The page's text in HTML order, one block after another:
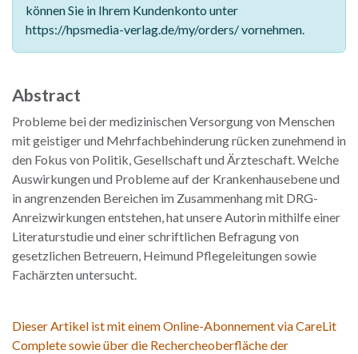
können Sie in Ihrem Kundenkonto unter
https://hpsmedia-verlag.de/my/orders/ vornehmen.
Abstract
Probleme bei der medizinischen Versorgung von Menschen
mit geistiger und Mehrfachbehinderung rücken zunehmend in
den Fokus von Politik, Gesellschaft und Ärzteschaft. Welche
Auswirkungen und Probleme auf der Krankenhausebene und
in angrenzenden Bereichen im Zusammenhang mit DRG-
Anreizwirkungen entstehen, hat unsere Autorin mithilfe einer
Literaturstudie und einer schriftlichen Befragung von
gesetzlichen Betreuern, Heimund Pflegeleitungen sowie
Fachärzten untersucht.
Dieser Artikel ist mit einem Online-Abonnement via CareLit
Complete sowie über die Rechercheoberfläche der